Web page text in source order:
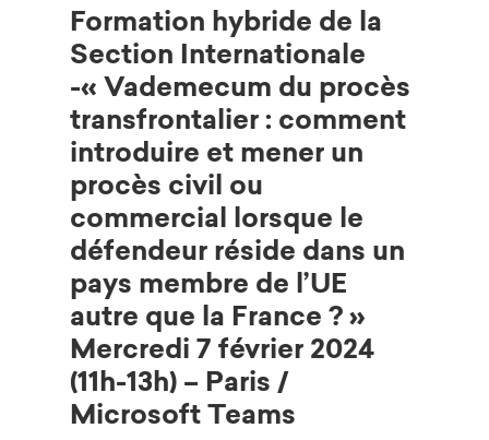
Formation hybride de la
Section Internationale
-« Vademecum du procès
transfrontalier : comment
introduire et mener un
procès civil ou
commercial lorsque le
défendeur réside dans un
pays membre de l’UE
autre que la France ? »
Mercredi 7 février 2024
(11h-13h) – Paris /
Microsoft Teams